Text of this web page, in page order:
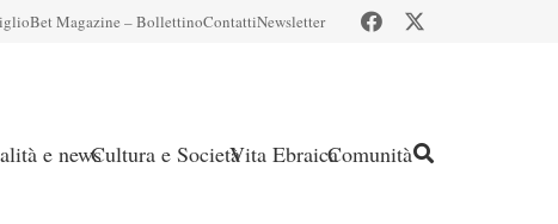
Bet Magazine – BollettinoContattiNewsletter
e newsCultura e SocietàVita EbraicaComunità